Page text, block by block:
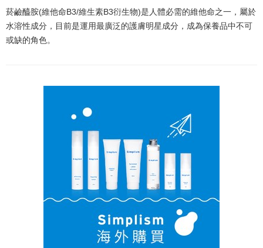
菸鹼醯胺(維他命B3/維生素B3衍生物)是人體必需的維他命之一，屬於
水溶性成分，目前是運用最廣泛的護膚明星成分，成為保養品中不可
或缺的角色。